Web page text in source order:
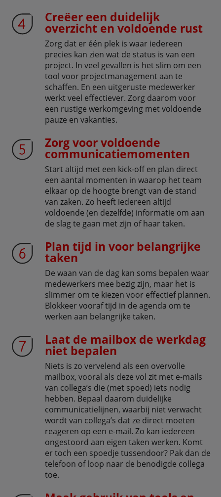
Creëer een duidelijk
overzicht en voldoende rust
Zorg dat er één plek is waar iedereen
precies kan zien wat de status is van een
project. In veel gevallen is het slim om een
tool voor projectmanagement aan te
schaffen. En een uitgeruste medewerker
werkt veel effectiever. Zorg daarom voor
een rustige werkomgeving met voldoende
pauze en vakanties.
Zorg voor voldoende
communicatiemomenten
Start altijd met een kick-off en plan direct
een aantal momenten in waarop het team
elkaar op de hoogte brengt van de stand
van zaken. Zo heeft iedereen altijd
voldoende (en dezelfde) informatie om aan
de slag te gaan met zijn of haar taken.
Plan tijd in voor belangrijke
taken
De waan van de dag kan soms bepalen waar
medewerkers mee bezig zijn, maar het is
slimmer om te kiezen voor effectief plannen.
Blokkeer vooraf tijd in de agenda om te
werken aan belangrijke taken.
Laat de mailbox de werkdag
niet bepalen
Niets is zo vervelend als een overvolle
mailbox, vooral als deze vol zit met e-mails
van collega’s die (met spoed) iets nodig
hebben. Bepaal daarom duidelijke
communicatielijnen, waarbij niet verwacht
wordt van collega’s dat ze direct moeten
reageren op een e-mail. Zo kan iedereen
ongestoord aan eigen taken werken. Komt
er toch een spoedje tussendoor? Pak dan de
telefoon of loop naar de benodigde collega
toe.